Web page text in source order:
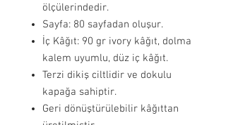
ölçülerindedir.
Sayfa: 80 sayfadan oluşur.
İç Kâğıt: 90 gr ivory kâğıt, dolma
kalem uyumlu, düz iç kâğıt.
Terzi dikiş ciltlidir ve dokulu
kapağa sahiptir.
Geri dönüştürülebilir kâğıttan